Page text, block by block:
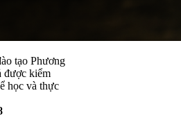
tạo Phương
được kiểm
học và thực